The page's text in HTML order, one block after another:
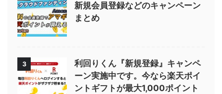
新規会員登録などのキャンペーン
まとめ
3
利回りくん『新規登録』キャンペ
ーン実施中です。今なら楽天ポイ
ントギフトが最大1,000ポイント